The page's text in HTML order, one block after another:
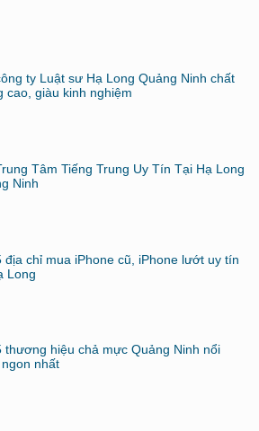
ty Luật sư Hạ Long Quảng Ninh chất
cao, giàu kinh nghiệm
Tâm Tiếng Trung Uy Tín Tại Hạ Long
Ninh
địa chỉ mua iPhone cũ, iPhone lướt uy tín
Long
thương hiệu chả mực Quảng Ninh nổi
nhất